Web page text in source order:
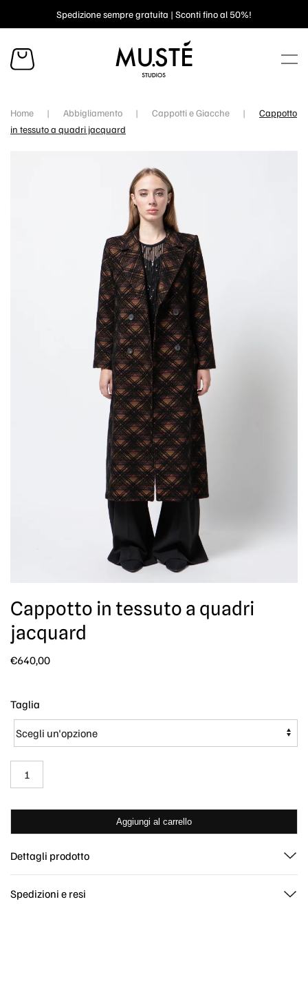
Spedizione sempre gratuita | Sconti fino al 50%!
Home Abbigliamento Cappotti e Giacche
Cappotto
in tessuto a quadri jacquard
Cappotto in tessuto a quadri
jacquard
€640,00
Taglia
Cappotto
in
quadri
jacquard
Aggiungi al carrello
Dettagli prodotto
Spedizioni e resi